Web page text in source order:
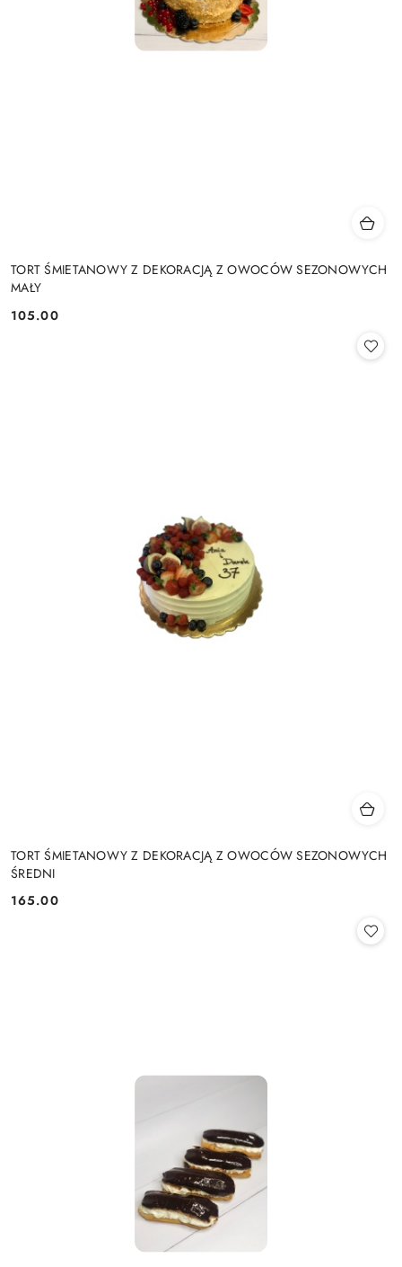
TORT ŚMIETANOWY Z DEKORACJĄ Z OWOCÓW SEZONOWYCH
MAŁY
Cena:
105.00
TORT ŚMIETANOWY Z DEKORACJĄ Z OWOCÓW SEZONOWYCH
ŚREDNI
Cena:
165.00